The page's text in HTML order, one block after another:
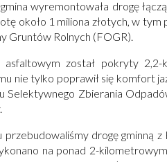
wyremontowała drogę
około 1 miliona złotych, w
Gruntów Rolnych (FOGR).
został pokryty
nie tylko poprawił się komfort
Selektywnego Zbierania
drogę gminną
na ponad 2-